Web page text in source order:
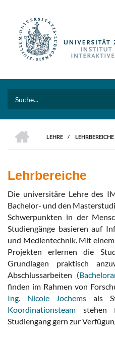
LEHRE
/ LEHRBEREICHE
Lehrbereiche
Die universitäre Lehre des
Bachelor- und den
Schwerpunkten in der
Studiengänge basieren auf
und Medientechnik. Mit
Projekten erlernen die
Grundlagen praktisch
Abschlussarbeiten (
finden im Rahmen von
Ing. Nicole Jochems als
Koordinationsteam stehen
Studiengang gern zur